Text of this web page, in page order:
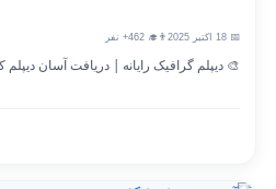
👨‍🎓 462+ نفر
🎨 دیپلم گرافیک رایانه | دریافت آسان دیپلم